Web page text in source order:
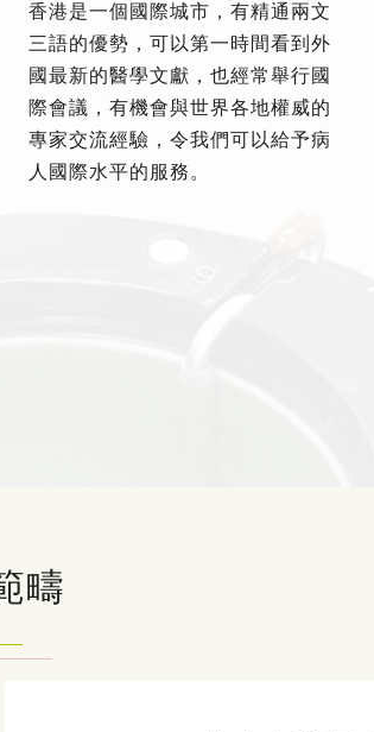
香港是一個國際城市，有精通兩文
三語的優勢，可以第一時間看到外
國最新的醫學文獻，也經常舉行國
際會議，有機會與世界各地權威的
專家交流經驗，令我們可以給予病
人國際水平的服務。
疇